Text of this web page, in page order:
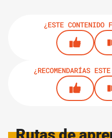
¿ESTE CONTENIDO
¿RECOMENDARÍAS